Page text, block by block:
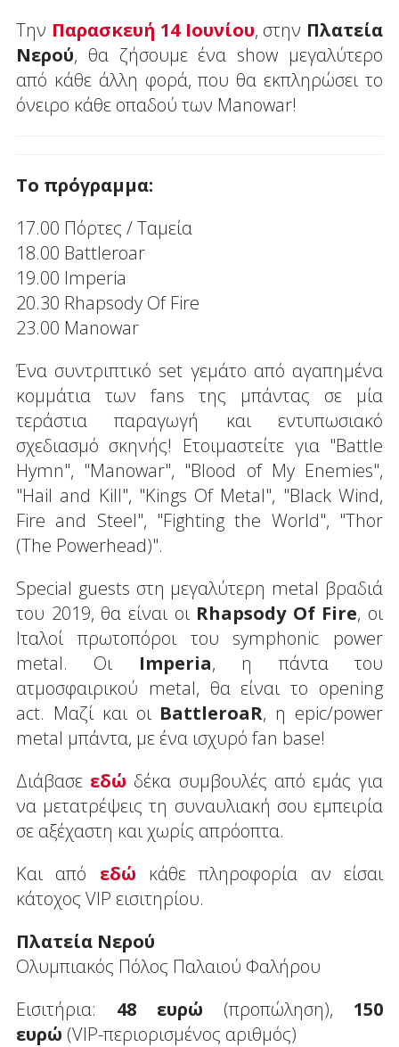
Την Παρασκευή 14 Ιουνίου, στην Πλατεία
Νερού, θα ζήσουμε ένα show μεγαλύτερο
από κάθε άλλη φορά, που θα εκπληρώσει το
όνειρο κάθε οπαδού των Manowar!
Το πρόγραμμα:
17.00 Πόρτες / Ταμεία
18.00 Battleroar
19.00 Imperia
20.30 Rhapsody Of Fire
23.00 Manowar
Ένα συντριπτικό set γεμάτο από αγαπημένα
κομμάτια των fans της μπάντας σε μία
τεράστια παραγωγή και εντυπωσιακό
σχεδιασμό σκηνής! Ετοιμαστείτε για "Battle
Hymn", "Manowar", "Blood of My Enemies",
"Hail and Kill", "Kings Of Metal", "Black Wind,
Fire and Steel", "Fighting the World", "Thor
(The Powerhead)".
Special guests στη μεγαλύτερη metal βραδιά
του 2019, θα είναι οι Rhapsody Of Fire, οι
Ιταλοί πρωτοπόροι του symphonic power
metal. Oι Imperia, η πάντα του
ατμοσφαιρικού metal, θα είναι το opening
act. Mαζί και οι BattleroaR, η epic/power
metal μπάντα, με ένα ισχυρό fan base!
Διάβασε εδώ δέκα συμβουλές από εμάς για
να μετατρέψεις τη συναυλιακή σου εμπειρία
σε αξέχαστη και χωρίς απρόοπτα.
Και από εδώ κάθε πληροφορία αν είσαι
κάτοχος VIP εισιτηρίου.
Πλατεία Νερού
Ολυμπιακός Πόλος Παλαιού Φαλήρου
Εισιτήρια: 48 ευρώ (προπώληση), 150
ευρώ (VIP-περιορισμένος αριθμός)